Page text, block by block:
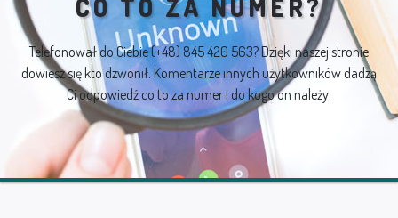
CO TO ZA NUMER?
Telefonował do Ciebie(+48) 845 420 563? Dzięki naszej stronie
dowiesz się kto dzwonił. Komentarze innych użytkowników dadzą
Ci odpowiedź co to za numer i do kogo on należy.